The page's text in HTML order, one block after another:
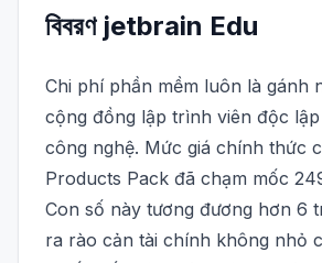
বিবরণ jetbrain Edu
Chi phí phần mềm luôn là gánh
cộng đồng lập trình viên độc
công nghệ. Mức giá chính thức
Products Pack đã chạm mốc
Con số này tương đương hơn 6
ra rào cản tài chính không nhỏ